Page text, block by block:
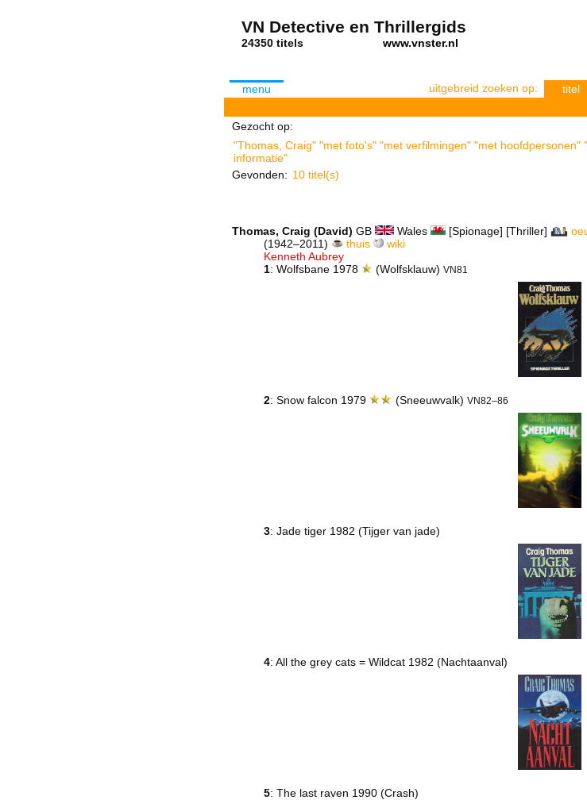
VN Detective en Thrillergids
24350 titels www.vnster.nl
menu uitgebreid zoeken op: titel
Gezocht op:
"Thomas, Craig" "met foto's" "met verfilmingen" "met hoofdpersonen"
informatie"
Gevonden: 10 titel(s)
Thomas, Craig (David) GB Wales [Spionage] [Thriller]
(1942–2011)
thuis
wiki
Kenneth Aubrey
1: Wolfsbane 1978 (Wolfsklauw)VN81
2: Snow falcon 1979 (Sneeuwvalk) VN82–86
3: Jade tiger 1982 (Tijger van jade)
4: All the grey cats = Wildcat 1982 (Nachtaanval)
5: The last raven 1990 (Crash)